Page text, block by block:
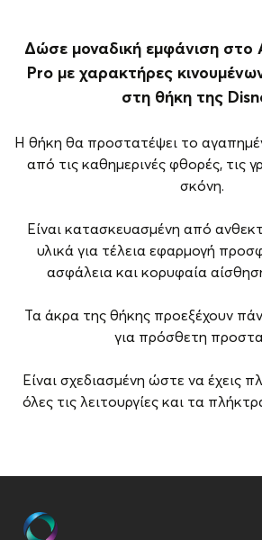
Δώσε μοναδική εμφάνιση στο
Pro με χαρακτήρες
στη θήκη της
Η θήκη θα προστατέψει το
από τις καθημερινές φθορές, τις
σκόνη.
Είναι κατασκευασμένη από
υλικά για τέλεια εφαρμογή
ασφάλεια και κορυφαία
Τα άκρα της θήκης προεξέχουν
για πρόσθετη
Είναι σχεδιασμένη ώστε να έχεις
όλες τις λειτουργίες και τα
Συμβατότητα
Τύπος